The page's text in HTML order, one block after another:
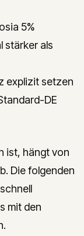
5%
stärker als
explizit setzen
DE
ist, hängt von
Die folgenden
mit den